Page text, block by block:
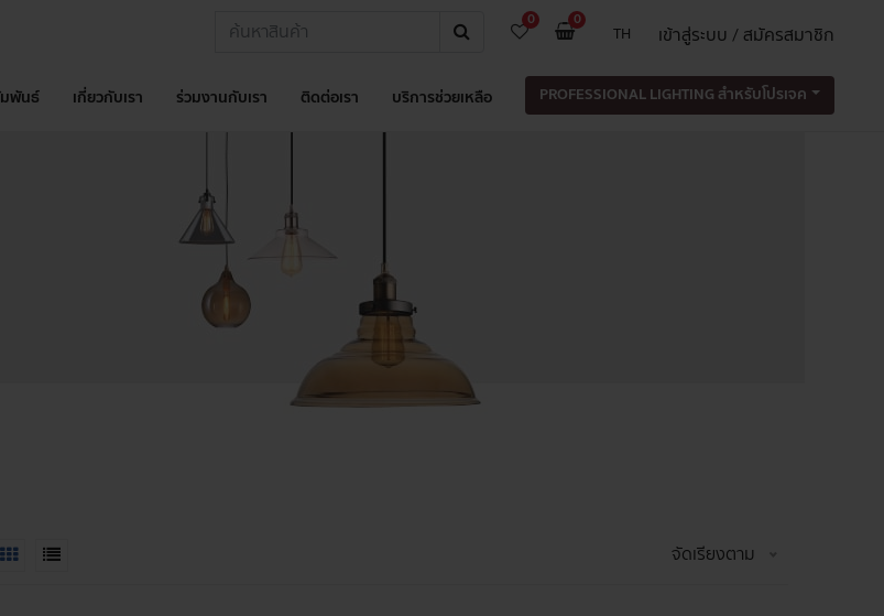
0 0
TH เข้าสู่ระบบ / สมัครสมาชิก
มพันธ์ เกี่ยวกับเรา ร่วมงานกับเรา ติดต่อเรา บริการช่วยเหลือ PROFESSIONAL LIGHTING สำหรับโปรเจค
จัดเรียงตาม